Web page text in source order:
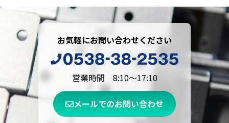
お気軽にお問い合わせください
営業時間 8:10～17:10
メールでのお問い合わせ